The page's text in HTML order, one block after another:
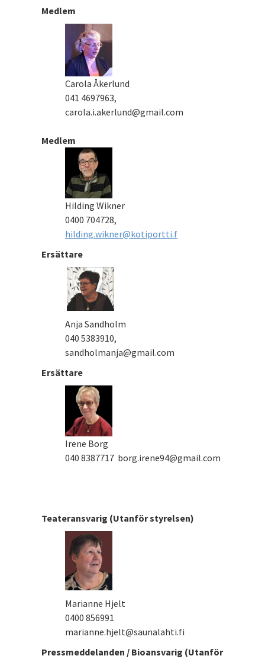
Medlem
Carola Åkerlund
041 4697963,
carola.i.akerlund@gmail.com
Medlem
Hilding Wikner
0400 704728,
hilding.wikner@kotiportti.f
Ersättare
Anja Sandholm
040 5383910,
sandholmanja@gmail.com
Ersättare
Irene Borg
040 8387717 borg.irene94@gmail.com
Teateransvarig (Utanför styrelsen)
Marianne Hjelt
0400 856991
marianne.hjelt@saunalahti.fi
Pressmeddelanden / Bioansvarig (Utanför